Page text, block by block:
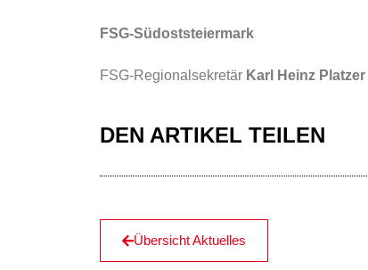
FSG-Südoststeiermark
FSG-Regionalsekretär Karl Heinz Platzer
DEN ARTIKEL TEILEN
Übersicht Aktuelles